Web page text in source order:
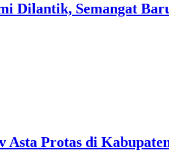
Dilantik, Semangat
Protas di